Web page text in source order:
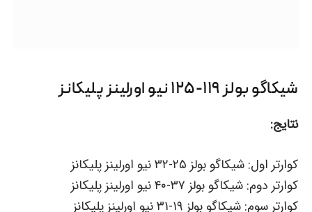
شیکاگو بولز ۱۱۹-۱۲۵ نیو اورلینز پلیکانز
نتایج:
کوارتر اول: شیکاگو بولز ۲۵-۳۲ نیو اورلینز پلیکانز
کوارتر دوم: شیکاگو بولز ۳۷-۴۰ نیو اورلینز پلیکانز
کوارتر سوم: شیکاگو بولز ۱۹-۳۱ نیو اورلینز پلیکانز